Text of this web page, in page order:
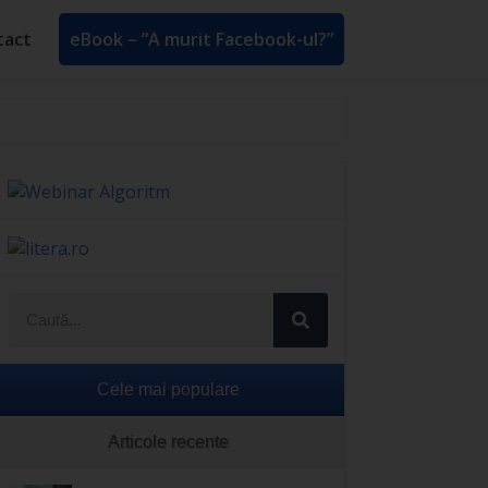
eBook – ”A murit Facebook-ul?”
Cele mai populare
Articole recente